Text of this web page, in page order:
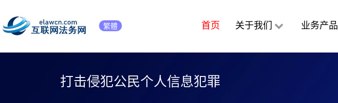
繁體 首页 关于我们 业务产品
打击侵犯公民个人信息犯罪